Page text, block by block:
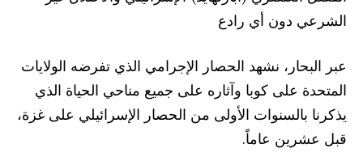
الشرعي دون أي رادع
عبر البحار، نشهد الحصار الإجرامي الذي تفرضه الولايات
المتحدة على كوبا وآثاره على جميع مناحي الحياة الذي
يذكرنا بالسنوات الأولى من الحصار الإسرائيلي على غزة،
قبل عشرين عاماً.